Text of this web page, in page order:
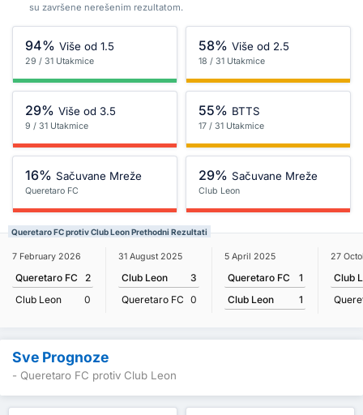
su završene nerešenim rezultatom.
94% Više od 1.5
29 / 31 Utakmice
58% Više od 2.5
18 / 31 Utakmice
29% Više od 3.5
9 / 31 Utakmice
55% BTTS
17 / 31 Utakmice
16% Sačuvane Mreže
Queretaro FC
29% Sačuvane Mreže
Club Leon
Queretaro FC protiv Club Leon Prethodni Rezultati
7 February 2026
Queretaro FC
2
Club Leon
0
31 August 2025
Club Leon
3
Queretaro FC 0
5 April 2025
Queretaro FC
1
Club Leon
1
27
Club
Sve Prognoze
- Queretaro FC protiv Club Leon